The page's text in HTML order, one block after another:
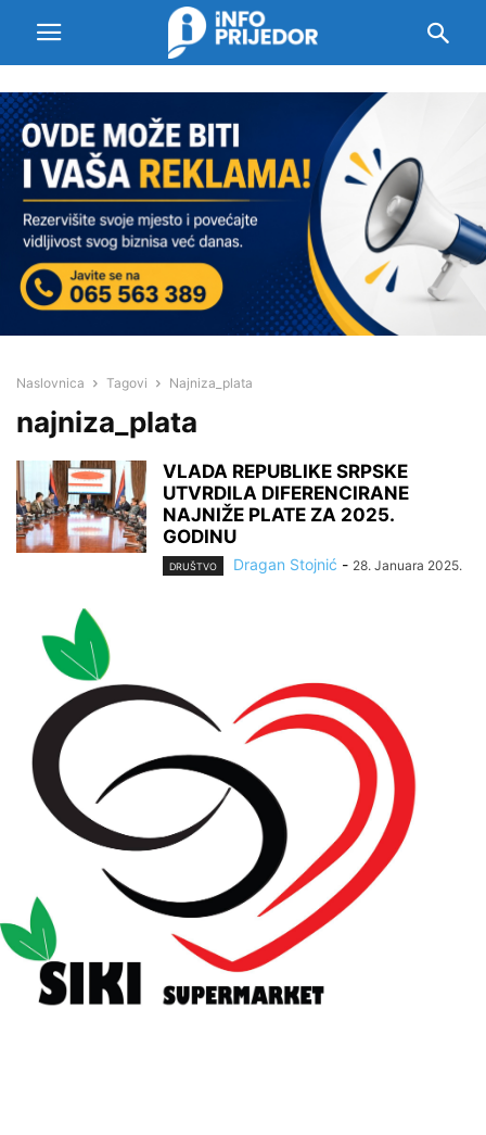
Naslovnica Tagovi Najniza_plata
najniza_plata
VLADA REPUBLIKE SRPSKE
UTVRDILA DIFERENCIRANE
NAJNIŽE PLATE ZA 2025.
GODINU
DRUŠTVO Dragan Stojnić - 28. Januara 2025.